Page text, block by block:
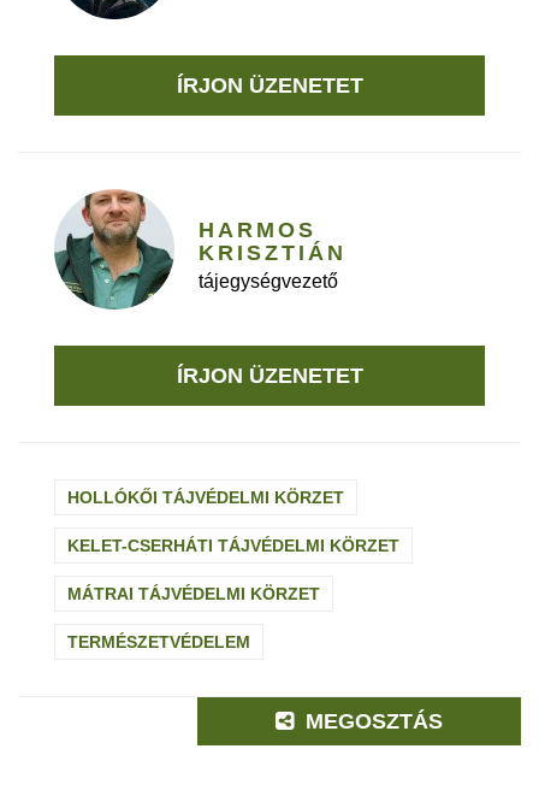
ÍRJON ÜZENETET
HARMOS
KRISZTIÁN
tájegységvezető
ÍRJON ÜZENETET
HOLLÓKŐI TÁJVÉDELMI KÖRZET
KELET-CSERHÁTI TÁJVÉDELMI KÖRZET
MÁTRAI TÁJVÉDELMI KÖRZET
TERMÉSZETVÉDELEM
MEGOSZTÁS